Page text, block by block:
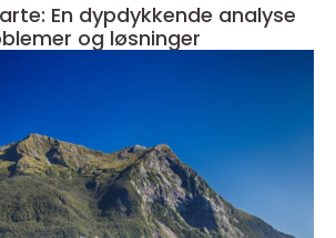
En dypdykkende analyse
og løsninger